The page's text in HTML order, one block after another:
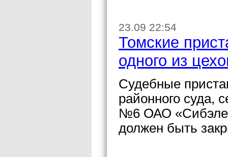
23.09 22:54
Томские
одного из
Судебные
районного суда,
№6 ОАО
должен быть